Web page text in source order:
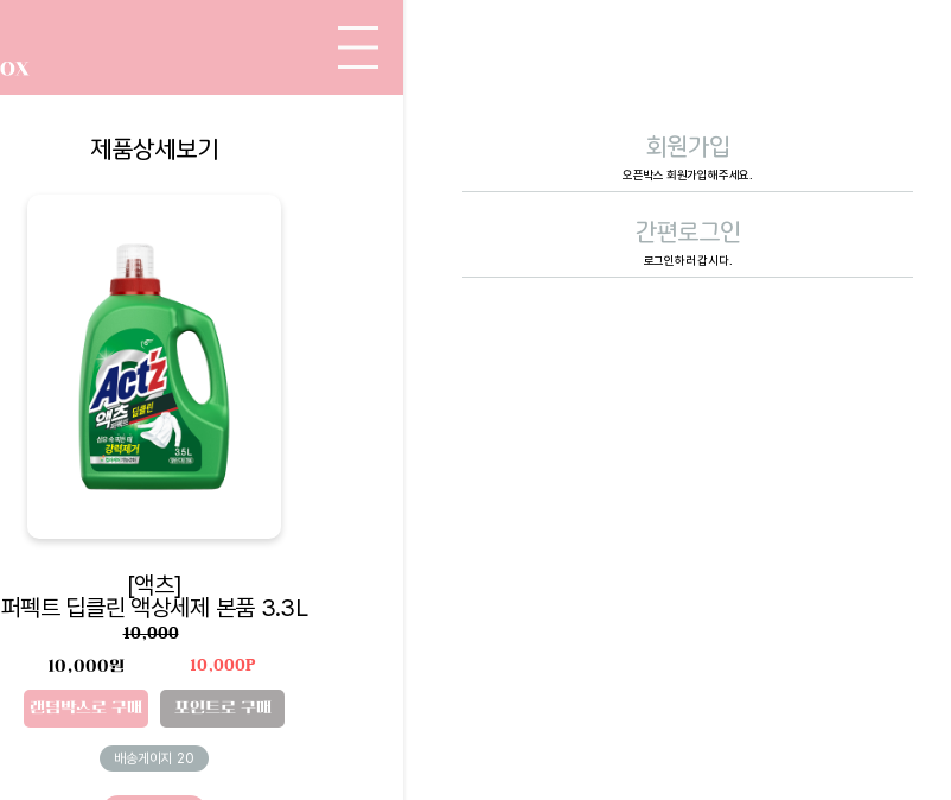
회원가입
오픈박스 회원가입해주세요.
간편로그인
로그인하러 갑시다.
제품상세보기
[액츠]
퍼펙트 딥클린 액상세제 본품 3.3L
10,000
10,000원
랜덤박스로 구매
10,000P
포인트로 구매
배송게이지 20